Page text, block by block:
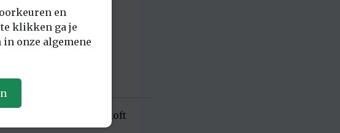
appartement chique loft
en
klikken ga je
onze algemene